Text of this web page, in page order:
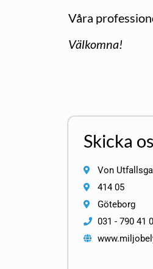
Våra
Välkomna!
Skicka
Von
414 05
Göteborg
031 - 790 41